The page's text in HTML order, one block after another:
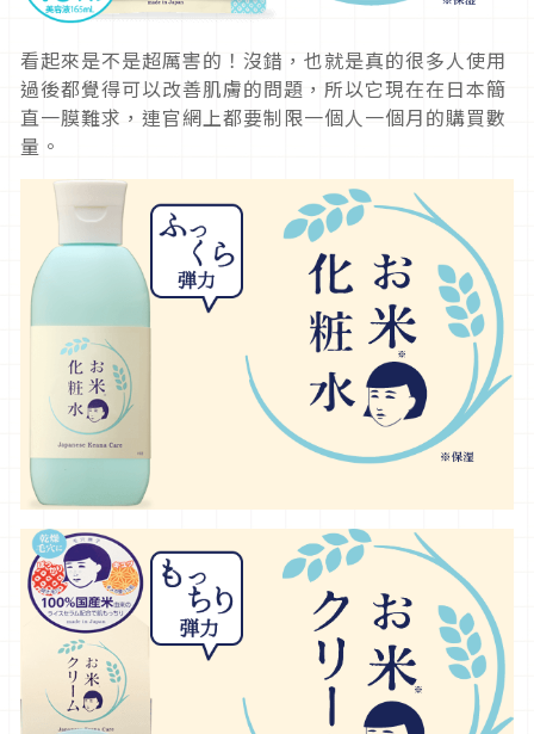
看起來是不是超厲害的！沒錯，也就是真的很多人使用
過後都覺得可以改善肌膚的問題，所以它現在在日本簡
直一膜難求，連官網上都要制限一個人一個月的購買數
量。